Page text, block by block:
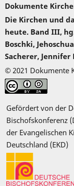
Dokumente
Die Kirchen und
heute. Band III,
Boschki,
Sacherer, Jennifer
© 2021 Dokumente
Gefördert von der
Bischofskonferenz
der Evangelischen
Deutschland (EKD)